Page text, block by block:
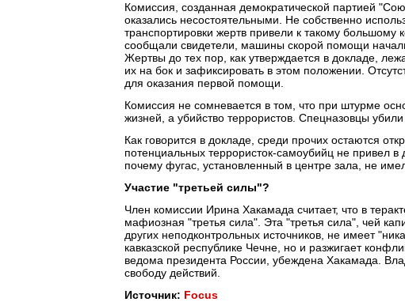
Комиссия, созданная демократической партией
оказались несостоятельными. Не собственно
транспортировки жертв привели к такому большому
сообщали свидетели, машины скорой помощи
Жертвы до тех пор, как утверждается в докладе,
их на бок и зафиксировать в этом положении.
для оказания первой помощи.
Комиссия не сомневается в том, что при штурме
жизней, а убийство террористов. Спецназовцы
Как говорится в докладе, среди прочих остаются
потенциальных террористок-самоубийц не привел
почему фугас, установленный в центре зала, не
Участие "третьей силы"?
Член комиссии Ирина Хакамада считает, что в
мафиозная "третья сила". Эта "третья сила", чей
других неподконтрольных источников, не имеет
кавказской республике Чечне, но и разжигает
ведома президента России, убеждена Хакамада.
свободу действий.
Источник: Focus